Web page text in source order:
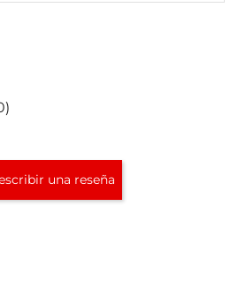
una reseña